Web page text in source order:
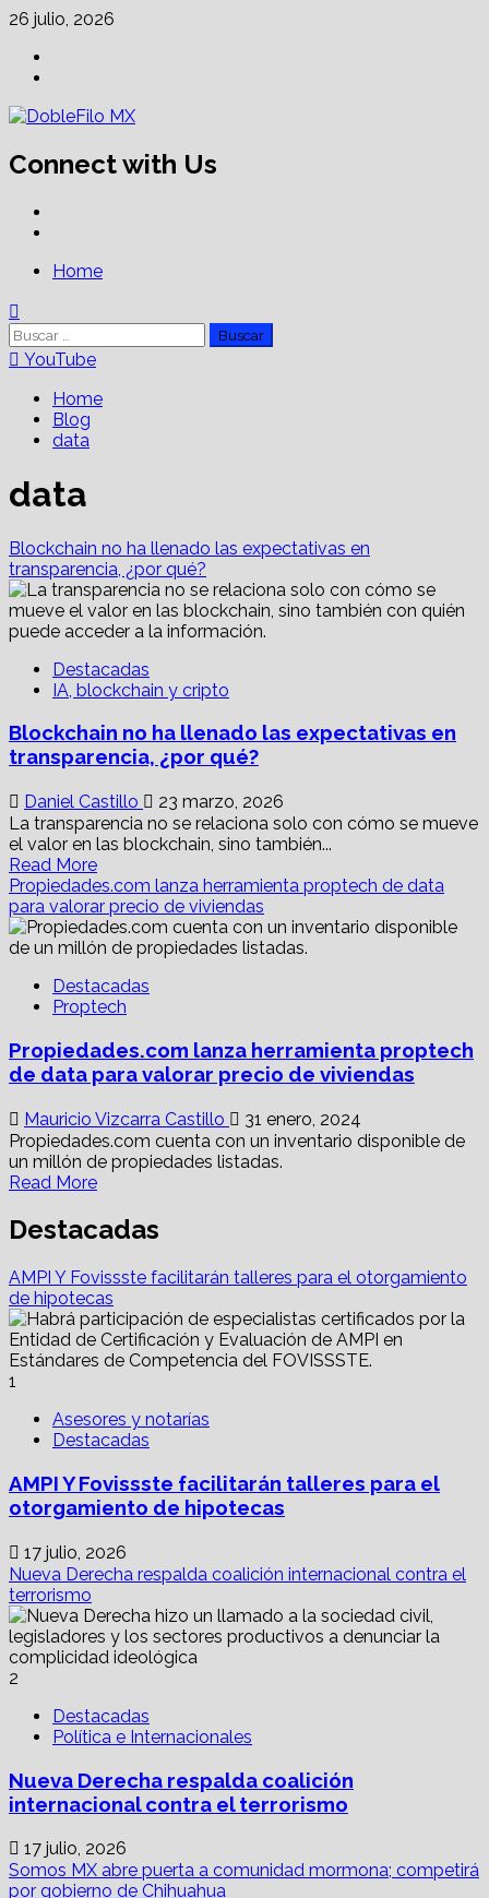
Skip
content
26 julio, 2026
Connect with Us
PrimaryHome
Buscar:
YouTube
Home
Blog
data
data
Blockchain no ha llenado las expectativas en
transparencia, ¿por qué?
Destacadas
IA, blockchain y cripto
Blockchain no ha llenado las expectativas en
transparencia, ¿por qué?
Daniel Castillo
23 marzo, 2026
La transparencia no se relaciona solo con cómo se mueve
el valor en las blockchain, sino también...
Read MoreRead
more
about
Blockchain
no
llenado
las
en
transparencia,
qué?
Propiedades.com lanza herramienta proptech de data
para valorar precio de viviendas
Destacadas
Proptech
Propiedades.com lanza herramienta proptech
de data para valorar precio de viviendas
Mauricio Vizcarra Castillo
31 enero, 2024
Propiedades.com cuenta con un inventario disponible de
un millón de propiedades listadas.
Read MoreRead
about
Propiedades.com
herramienta
proptech
de
data
para
de
viviendas
Destacadas
AMPI Y Fovissste facilitarán talleres para el otorgamiento
de hipotecas
1
Asesores y notarías
Destacadas
AMPI Y Fovissste facilitarán talleres para el
otorgamiento de hipotecas
17 julio, 2026
Nueva Derecha respalda coalición internacional contra el
terrorismo
2
Destacadas
Política e Internacionales
Nueva Derecha respalda coalición
internacional contra el terrorismo
17 julio, 2026
Somos MX abre puerta a comunidad mormona; competirá
por gobierno de Chihuahua